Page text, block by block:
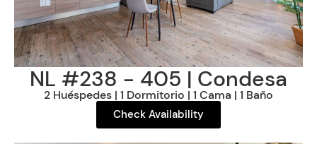
NL #238 - 405 | Condesa
2 Huéspedes | 1 Dormitorio | 1 Cama | 1 Baño
Check Availability